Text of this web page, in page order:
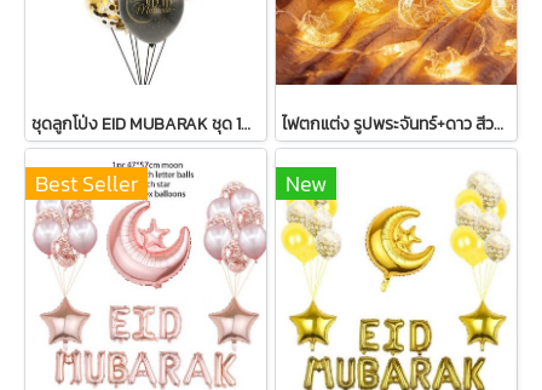
ชุดลูกโป่ง EID MUBARAK ชุด 10 ลูก ไฟตกแต่ง รูปพระจันทร์+ดาว สีวอร์มไวท์ 20 หัว
Best Seller New